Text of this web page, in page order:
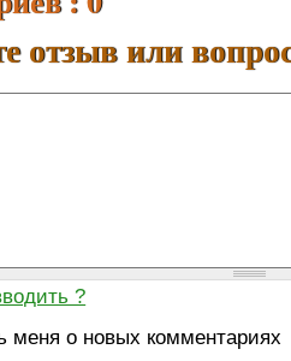
отзыв или
?
меня о новых комментариях